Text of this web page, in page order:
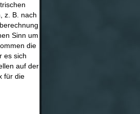
z. B. nach
Sinn um
die
es sich
auf der
für die